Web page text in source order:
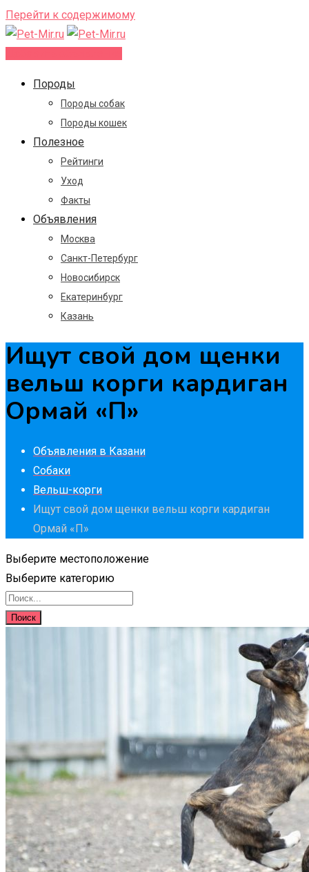
Перейти к содержимому
Породы
Породы собак
Породы кошек
Полезное
Рейтинги
Уход
Факты
Объявления
Москва
Санкт-Петербург
Новосибирск
Екатеринбург
Казань
Ищут свой дом щенки
вельш корги кардиган
Ормай «П»
Объявления в Казани
Собаки
Вельш-корги
Ищут свой дом щенки вельш корги кардиган
Ормай «П»
Выберите местоположение
Выберите категорию
Поиск